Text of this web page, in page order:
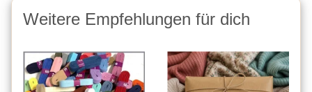
Weitere Empfehlungen für dich